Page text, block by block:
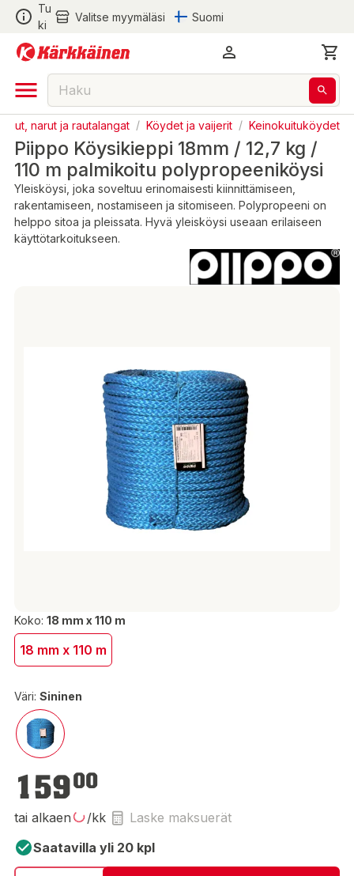
Tu
ki
Valitse myymäläsi Suomi
narut ja rautalangat / Köydet ja vaijerit / Keinokuituköydet
Piippo Köysikieppi 18mm / 12,7 kg /
110 m palmikoitu polypropeeniköysi
Yleisköysi, joka soveltuu erinomaisesti kiinnittämiseen,
rakentamiseen, nostamiseen ja sitomiseen. Polypropeeni on
helppo sitoa ja pleissata. Hyvä yleisköysi useaan erilaiseen
käyttötarkoitukseen.
Koko: 18 mm x 110 m
18 mm x 110 m
Väri: Sininen
159,00 €
15900
tai alkaen /kk
Laske maksuerät
Saatavilla yli 20 kpl